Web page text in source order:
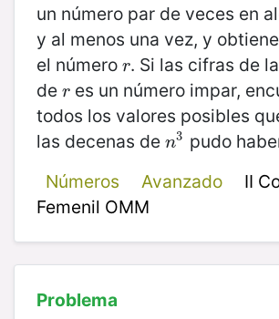
un número par de veces en
y al menos una vez, y
el número r
r. Si las cifras de
de r
r es un número impar,
todos los valores posibles
las decenas de n3
n3 pudo
Números
Avanzado
II
Femenil OMM
Problema